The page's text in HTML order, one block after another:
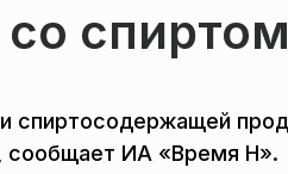
спиртом
спиртосодержащей
сообщает ИА «Время Н».